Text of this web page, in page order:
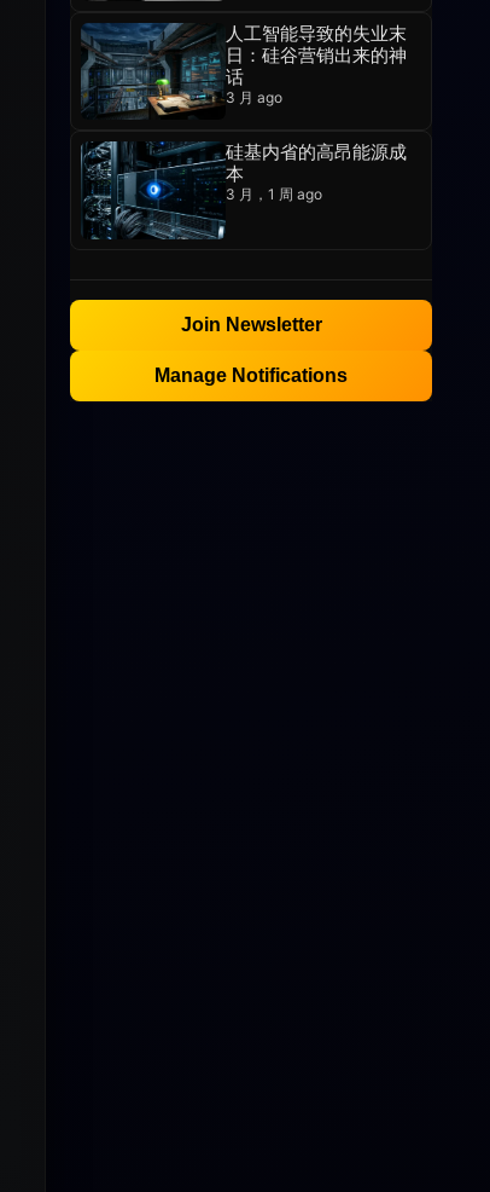
人工智能导致的失业末
日：硅谷营销出来的神
话
3 月 ago
硅基内省的高昂能源成
本
3 月，1 周 ago
Join Newsletter
Manage Notifications